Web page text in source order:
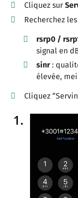
Cliquez sur
Recherchez
rsrp0 /
signal en
sinr:
élevée,
Cliquez